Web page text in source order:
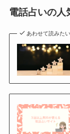
電話占いの人
あわせて読みたい